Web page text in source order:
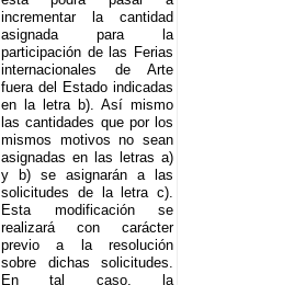
incrementar la cantidad
asignada para la
participación de las Ferias
internacionales de Arte
fuera del Estado indicadas
en la letra b). Así mismo
las cantidades que por los
mismos motivos no sean
asignadas en las letras a)
y b) se asignarán a las
solicitudes de la letra c).
Esta modificación se
realizará con carácter
previo a la resolución
sobre dichas solicitudes.
En tal caso, la